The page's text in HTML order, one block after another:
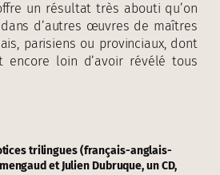
un résultat très abouti qu’on
d’autres œuvres de maîtres
parisiens ou provinciaux, dont
encore loin d’avoir révélé tous
trilingues (français-anglais-
et Julien Dubruque, un CD,